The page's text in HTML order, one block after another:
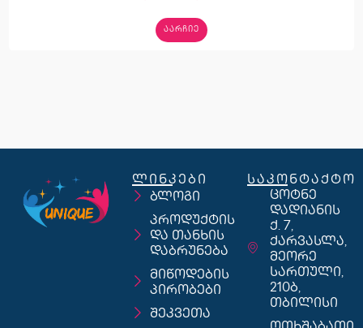
ᲐᲐᲠᲩᲘᲔ
ლინკები
ბლოგი
პროდუქტის
და თანხის
დაბრუნება
მიწოდების
პირობები
შეკვეთა
საკონტაქტო
ცოტნე
დადიანის
ქ. 7,
ქარვასლა,
მეორე
სართული,
210ბ,
თბილისი